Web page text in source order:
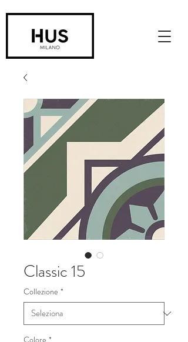
Classic 15
Collezione *
Colore *